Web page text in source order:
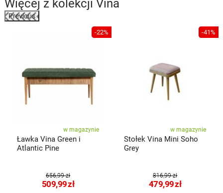
Więcej z kolekcji Vina
Previous
-22%
w magazynie
Ławka Vina Green i
Atlantic Pine
656,99 zł
509,99zł
-41%
w magazynie
Stołek Vina Mini Soho
Grey
816,99 zł
479,99zł